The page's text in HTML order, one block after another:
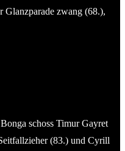
Glanzparade zwang (68.),
schoss Timur Gayret
(83.) und Cyrill